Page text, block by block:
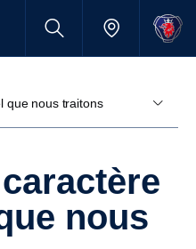
que nous traitons
nous